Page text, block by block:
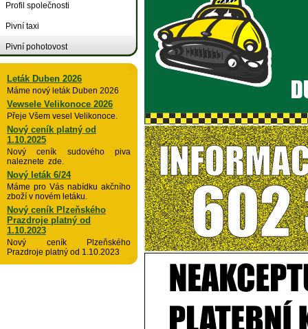
Profil společnosti
Pivní taxi
Pivní pohotovost
Leták Duben 2026
Máme nový leták Duben 2026
Vewsele Velikonoce 2026
Přeje Všem vesel Velikonoce.
Nový ceník platný od
1.10.2025
Nový ceník sudového piva
naleznete zde.
Nový leták 6/24
Máme pro Vás nabídku akčního
zboží v novém letáku.
Nový ceník Plzeňského
Prazdroje platný od
1.10.2023
Nový ceník Plzeňského
Prazdroje platný od 1.10.2023